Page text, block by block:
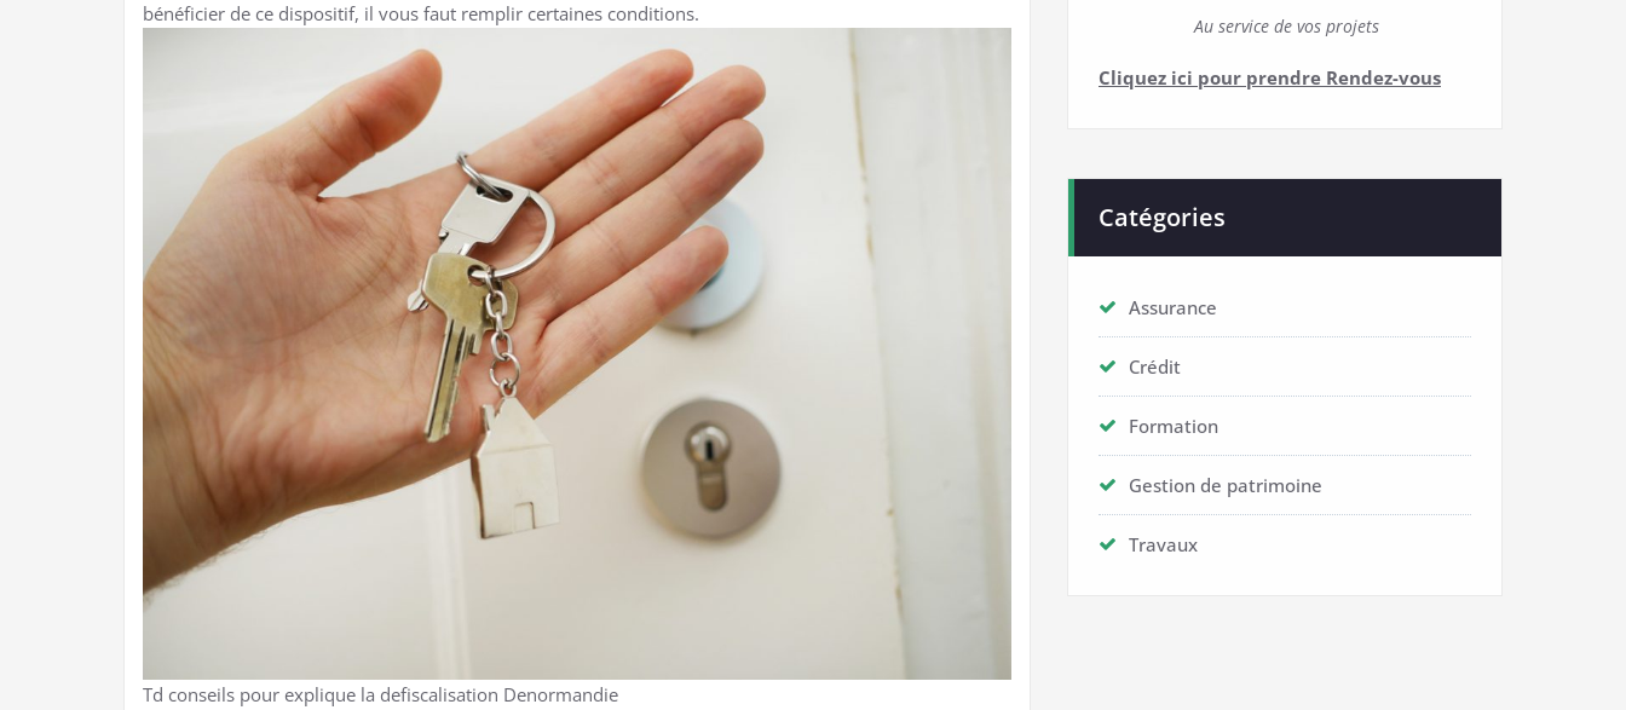
bénéficier de ce dispositif, il vous faut remplir certaines conditions.
Td conseils pour explique la defiscalisation Denormandie
Au service de vos projets
Cliquez ici pour prendre Rendez-vous
Catégories
Assurance
Crédit
Formation
Gestion de patrimoine
Travaux